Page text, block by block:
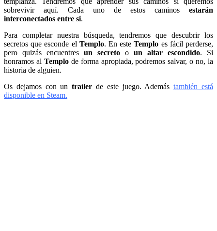
sobrevivir aquí. Cada uno de estos caminos estarán
interconectados entre si.
Para completar nuestra búsqueda, tendremos que descubrir los
secretos que esconde el Templo. En esteTemplo es fácil perderse,
pero quizás encuentres un secreto o un altar escondido. Si
honramos al Templode forma apropiada, podremos salvar, o no, la
historia de alguien.
Os dejamos con untraíler de este juego. Ademástambién está
disponible en Steam.